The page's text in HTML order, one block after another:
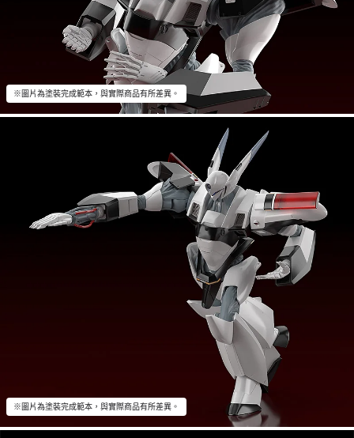
※圖片為塗裝完成範本，與實際商品有所差異。
※圖片為塗裝完成範本，與實際商品有所差異。